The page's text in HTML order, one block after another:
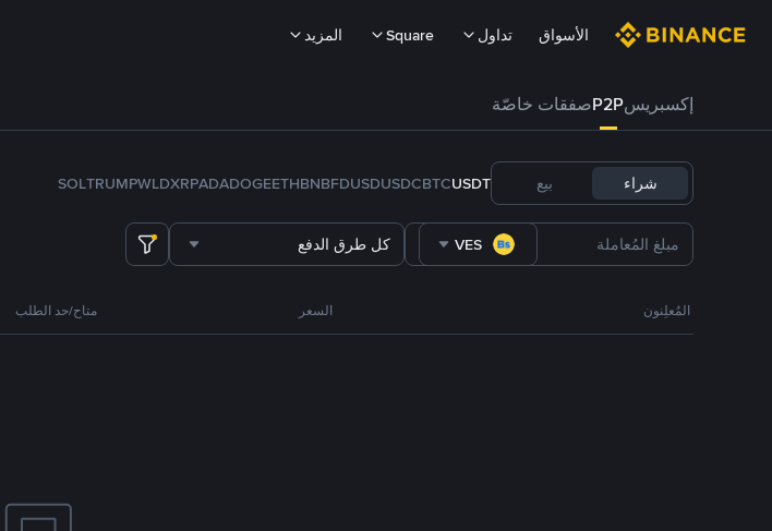
الأسواق تداول Square المزيد
إكسبريسP2Pصفقات خاصّة
شراء بيع USDT
BTC
USDC
FDUSD
BNB
ETH
DOGE
ADA
XRP
WLD
TRUMP
SOL
VES كل طرق الدفع
المُعلِنون السعر متاح/حد الطلب